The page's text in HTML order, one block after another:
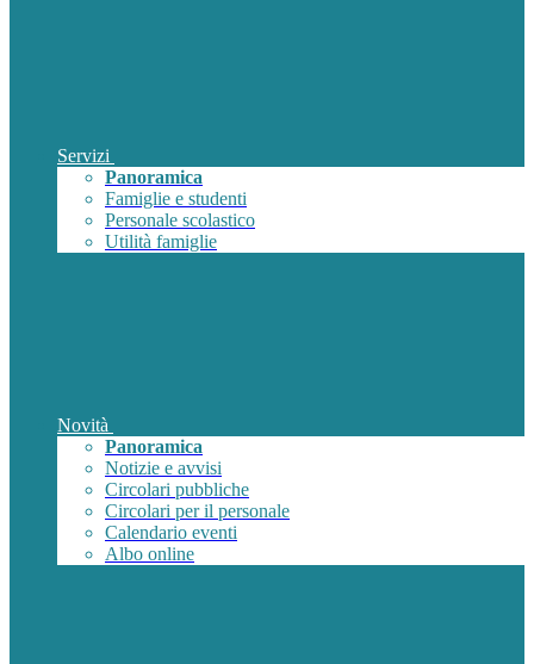
Servizi
Panoramica
Famiglie e studenti
Personale scolastico
Utilità famiglie
Novità
Panoramica
Notizie e avvisi
Circolari pubbliche
Circolari per il personale
Calendario eventi
Albo online